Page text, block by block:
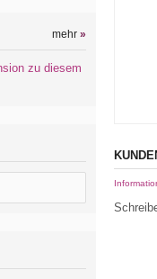
mehr »
zu diesem